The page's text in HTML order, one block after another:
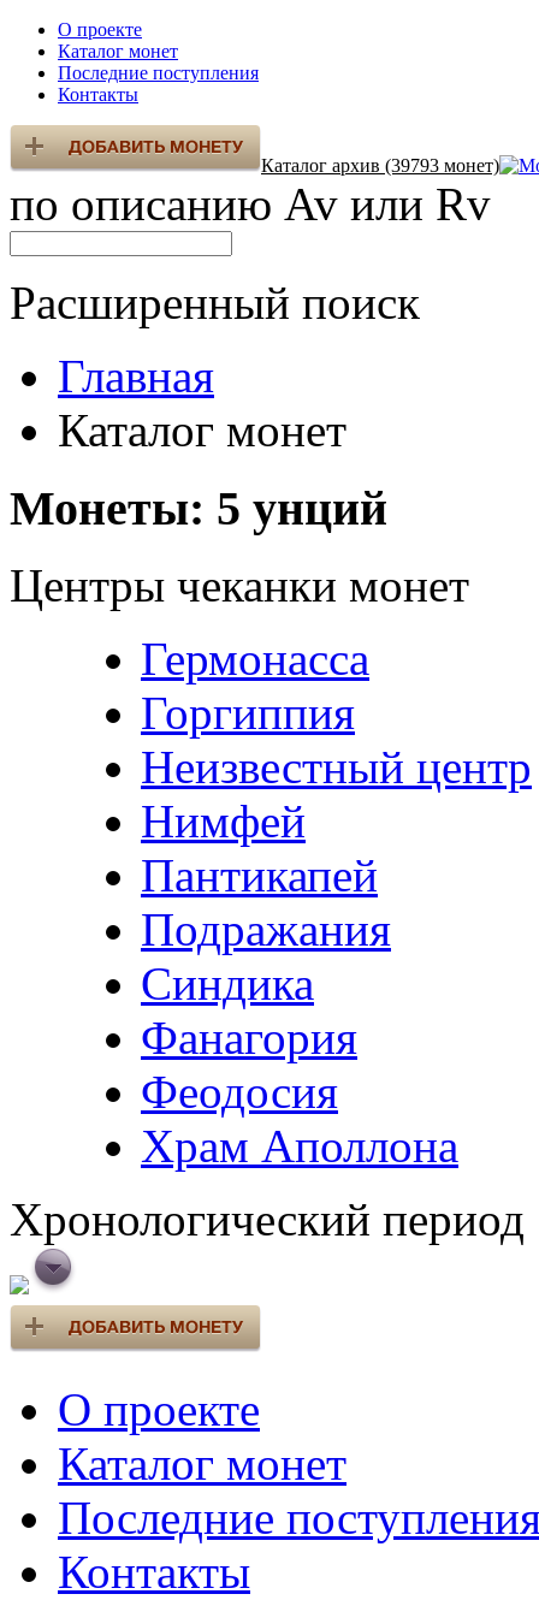
О проекте
Каталог монет
Последние поступления
Контакты
Каталог архив (39793 монет)
по описанию Av или Rv
Расширенный поиск
Главная
Каталог монет
Монеты: 5 унций
Центры чеканки монет
Гермонасса
Горгиппия
Неизвестный центр
Нимфей
Пантикапей
Подражания
Синдика
Фанагория
Феодосия
Храм Аполлона
Хронологический период
О проекте
Каталог монет
Последние
Контакты